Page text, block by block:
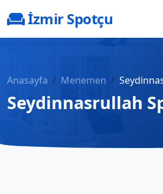
İzmir Spotçu
Anasayfa Menemen
Seydinnasrullah